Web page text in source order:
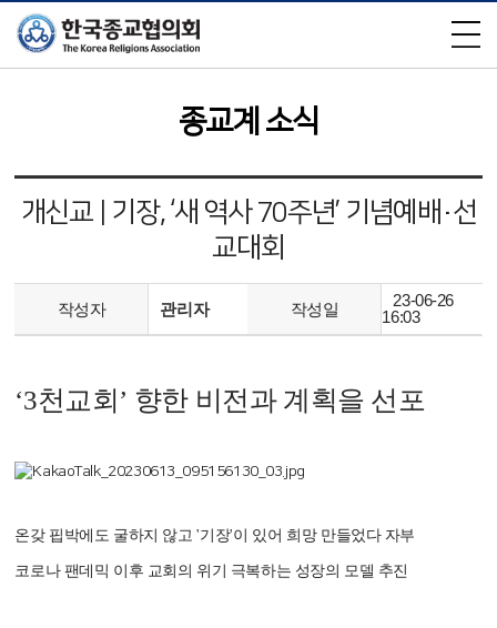
×
종교계 소식
개신교 | 기장, ‘새 역사 70주년’ 기념예배·선
교대회
작성자 관리자 작성일
23-06-26
16:03
‘3천교회’ 향한 비전과 계획을 선포
온갖 핍박에도 굴하지 않고'기장'이 있어 희망 만들었다 자부
코로나 팬데믹 이후 교회의 위기 극복하는 성장의 모델 추진